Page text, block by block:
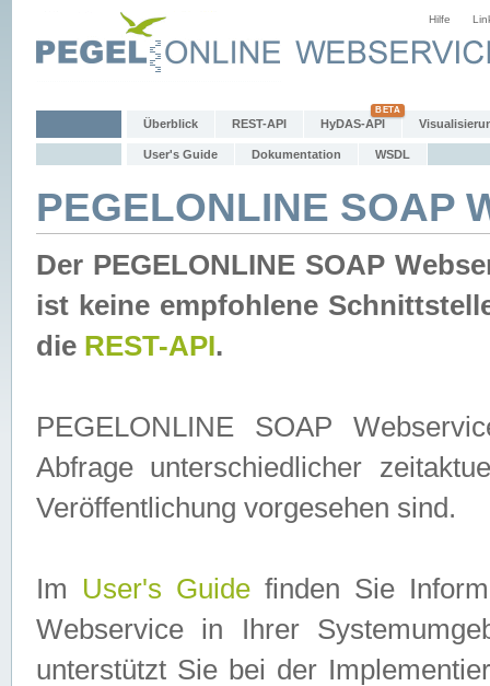
Hilfe
Überblick REST-API HyDAS-API
User's Guide Dokumentation WSDL
PEGELONLINE SOAP
Der PEGELONLINE SOAP
ist keine empfohlene
die REST-API.
PEGELONLINE SOAP
Abfrage unterschiedlicher
Veröffentlichung vorgesehen sind.
Im User's Guidefinden Sie
Webservice in Ihrer
unterstützt Sie bei der